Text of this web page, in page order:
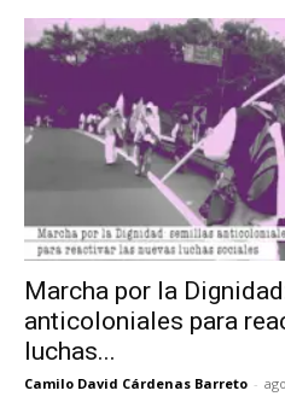
Marcha por la
anticoloniales para
luchas...
Camilo David Cárdenas Barreto -